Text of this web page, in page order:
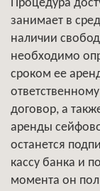
Процедура
занимает в
наличии
необходимо
сроком ее
договор, а
аренды
останется
кассу банка и
момента он